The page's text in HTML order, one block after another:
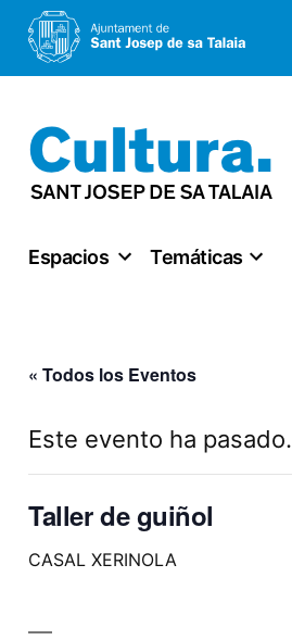
al
contenido
Espacios Temáticas
« Todos los Eventos
Este evento ha pasado.
Taller de guiñol
CASAL XERINOLA